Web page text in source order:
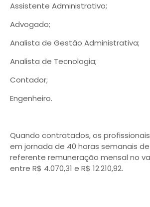
Assistente Administrativo;
Advogado;
Analista de Gestão Administrativa;
Analista de Tecnologia;
Contador;
Engenheiro.
Quando contratados, os
em jornada de 40 horas semanais
referente remuneração mensal no
entre R$ 4.070,31 e R$ 12.210,92.